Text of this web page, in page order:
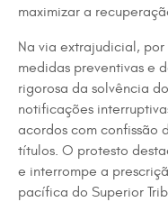
maximizar a
Na via extrajudicial,
medidas preventivas e
rigorosa da solvência
notificações
acordos com confissão
títulos. O protesto
e interrompe a
pacífica do Superior